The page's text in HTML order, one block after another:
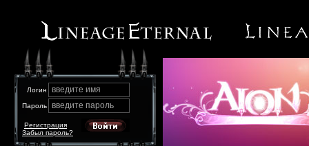
Логин введите имя
Пароль введите пароль
Забыл пароль?
Регистрация